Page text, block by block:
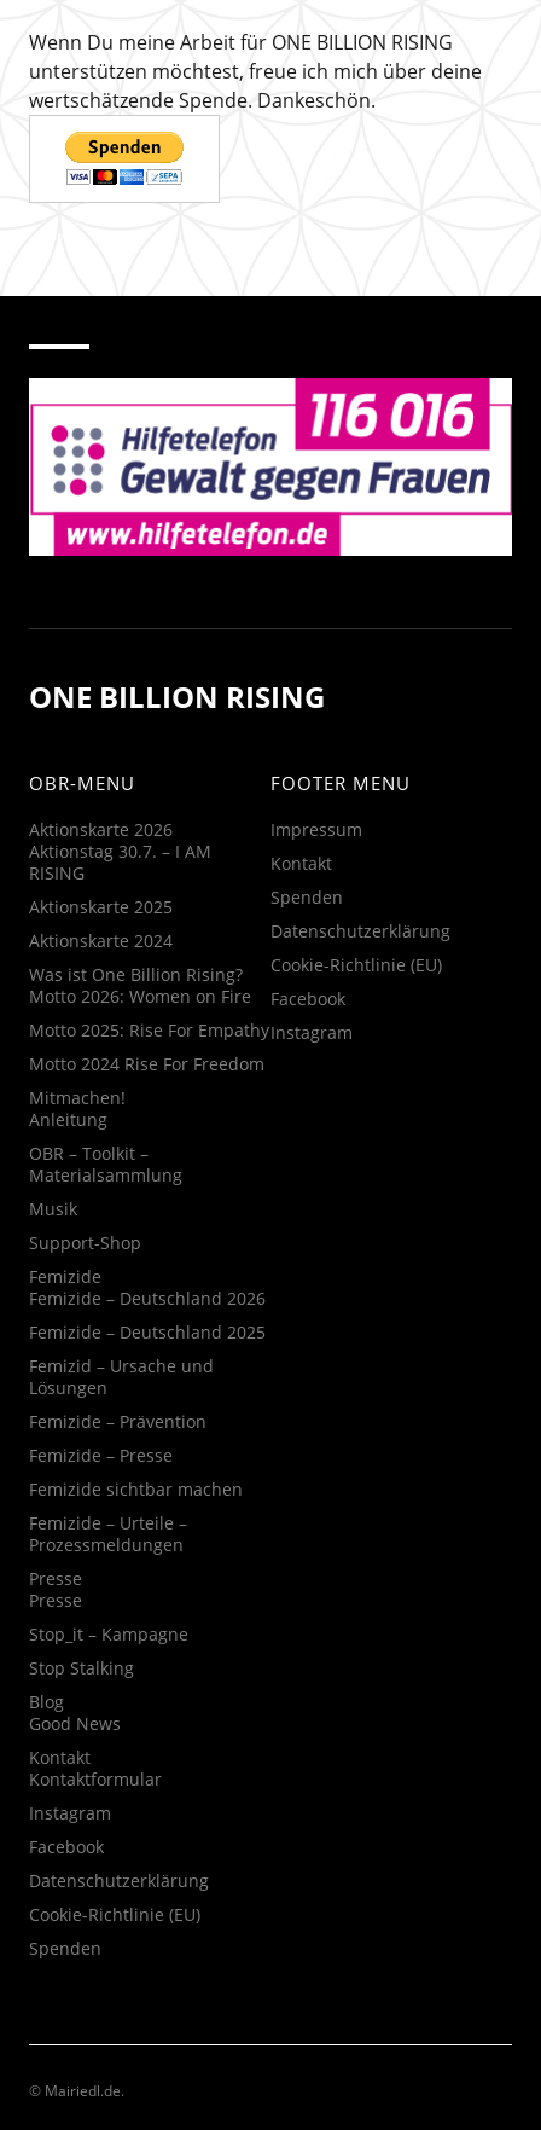
Wenn Du meine Arbeit für ONE BILLION RISING
unterstützen möchtest, freue ich mich über deine
wertschätzende Spende. Dankeschön.
ONE BILLION RISING
OBR-MENU
Aktionskarte 2026
Aktionstag 30.7. – I AM
RISING
Aktionskarte 2025
Aktionskarte 2024
Was ist One Billion Rising?
Motto 2026: Women on Fire
Motto 2025: Rise For Empathy
Motto 2024 Rise For Freedom
Mitmachen!
Anleitung
OBR – Toolkit –
Materialsammlung
Musik
Support-Shop
Femizide
Femizide – Deutschland 2026
Femizide – Deutschland 2025
Femizid – Ursache und
Lösungen
Femizide – Prävention
Femizide – Presse
Femizide sichtbar machen
Femizide – Urteile –
Prozessmeldungen
Presse
Presse
Stop_it – Kampagne
Stop Stalking
Blog
Good News
Kontakt
Kontaktformular
Instagram
Facebook
Datenschutzerklärung
Cookie-Richtlinie (EU)
Spenden
FOOTER MENU
Impressum
Kontakt
Spenden
Datenschutzerklärung
Cookie-Richtlinie (EU)
Facebook
Instagram
© Mairiedl.de